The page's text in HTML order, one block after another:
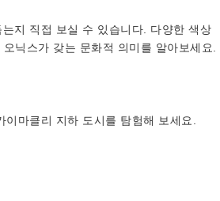
지 직접 보실 수 있습니다. 다양한 색상
닉스가 갖는 문화적 의미를 알아보세요.
마클리 지하 도시를 탐험해 보세요.